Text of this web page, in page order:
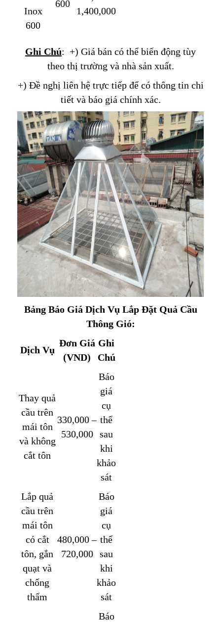
Inox
600
600
1,400,000
Ghi Chú: +) Giá bán có thể biến động tùy
theo thị trường và nhà sản xuất.
+) Đề nghị liên hệ trực tiếp để có thông tin chi
tiết và báo giá chính xác.
Bảng Báo Giá Dịch Vụ Lắp Đặt Quả Cầu
Thông Gió:
Dịch Vụ
Đơn Giá
(VND)
Ghi
Chú
Thay quả
cầu trên
mái tôn
và không
cắt tôn
330,000 –
530,000
Báo
giá
cụ
thể
sau
khi
khảo
sát
Lắp quả
cầu trên
mái tôn
có cắt
tôn, gắn
quạt và
chống
thấm
480,000 –
720,000
Báo
giá
cụ
thể
sau
khi
khảo
sát
Báo